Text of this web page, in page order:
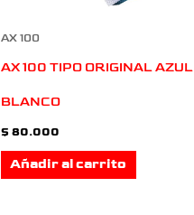
AX 100
AX 100 TIPO ORIGINAL AZUL
BLANCO
$ 80.000
Añadir al carrito